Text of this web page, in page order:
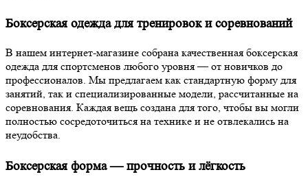
Боксерская одежда для тренировок и соревнований
В нашем интернет-магазине собрана качественная боксерская
одежда для спортсменов любого уровня — от новичков до
профессионалов. Мы предлагаем как стандартную форму для
занятий, так и специализированные модели, рассчитанные на
соревнования. Каждая вещь создана для того, чтобы вы могли
полностью сосредоточиться на технике и не отвлекались на
неудобства.
Боксерская форма — прочность и лёгкость